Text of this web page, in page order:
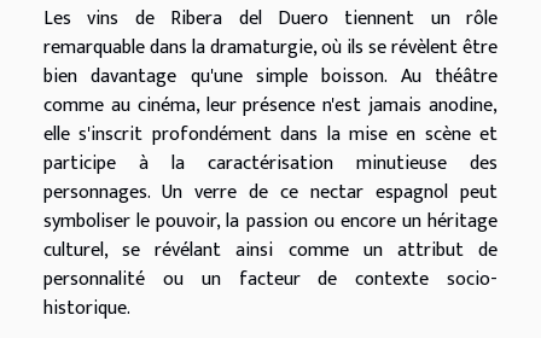
Les vins de Ribera del Duero tiennent un rôle
remarquable dans la dramaturgie, où ils se révèlent être
bien davantage qu'une simple boisson. Au théâtre
comme au cinéma, leur présence n'est jamais anodine,
elle s'inscrit profondément dans la mise en scène et
participe à la caractérisation minutieuse des
personnages. Un verre de ce nectar espagnol peut
symboliser le pouvoir, la passion ou encore un héritage
culturel, se révélant ainsi comme un attribut de
personnalité ou un facteur de contexte socio-
historique.